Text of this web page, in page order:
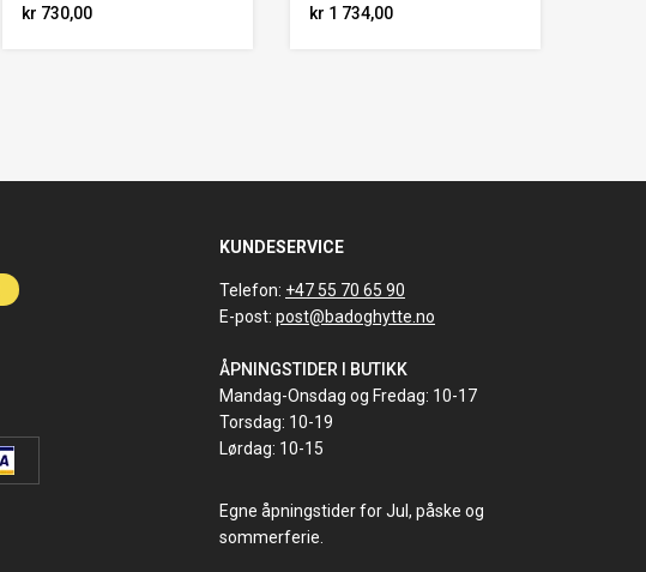
kr 730,00 kr 1 734,00
KUNDESERVICE
Telefon: +47 55 70 65 90
E-post: post@badoghytte.no
ÅPNINGSTIDER I BUTIKK
Mandag-Onsdag og Fredag: 10-17
Torsdag: 10-19
Lørdag: 10-15
Egne åpningstider for Jul, påske og
sommerferie.